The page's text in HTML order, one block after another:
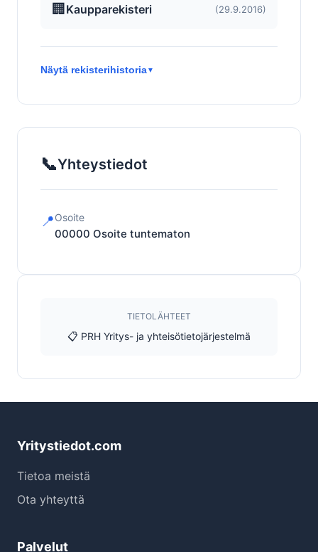
🏢 Kaupparekisteri (29.9.2016)
Näytä rekisterihistoria▼
📞Yhteystiedot
📍Osoite
00000 Osoite tuntematon
TIETOLÄHTEET
📋 PRH Yritys- ja yhteisötietojärjestelmä
Yritystiedot.com
Tietoa meistä
Ota yhteyttä
Palvelut